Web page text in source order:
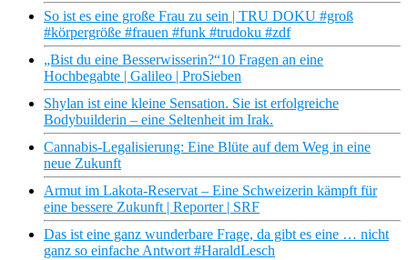
So ist es eine große Frau zu sein | TRU DOKU #groß
#körpergröße #frauen #funk #trudoku #zdf
„Bist du eine Besserwisserin?“10 Fragen an eine
Hochbegabte | Galileo | ProSieben
Shylan ist eine kleine Sensation. Sie ist erfolgreiche
Bodybuilderin – eine Seltenheit im Irak.
Cannabis-Legalisierung: Eine Blüte auf dem Weg in eine
neue Zukunft
Armut im Lakota-Reservat – Eine Schweizerin kämpft für
eine bessere Zukunft | Reporter | SRF
Das ist eine ganz wunderbare Frage, da gibt es eine … nicht
ganz so einfache Antwort #HaraldLesch